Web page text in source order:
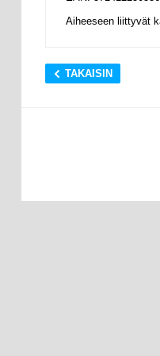
Aiheeseen liittyvät
TAKAISIN